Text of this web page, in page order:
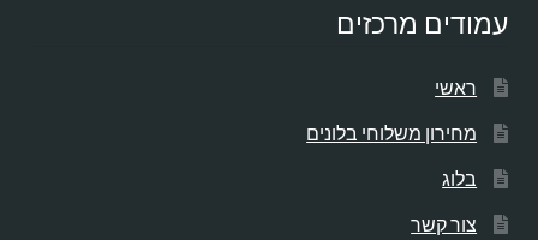
עמודים מרכזים
ראשי
מחירון משלוחי בלונים
בלוג
צור קשר